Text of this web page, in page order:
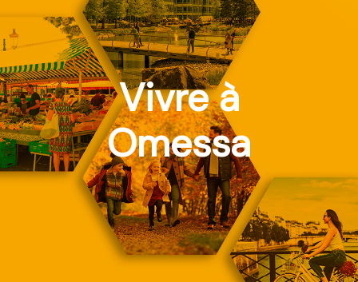
Vivre à
Omessa